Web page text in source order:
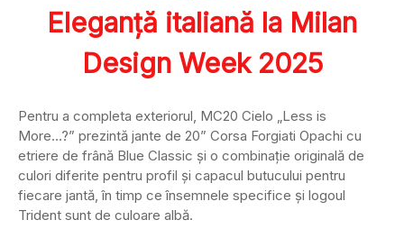
Eleganță italiană la Milan
Design Week 2025
Pentru a completa exteriorul, MC20 Cielo „Less is
More…?” prezintă jante de 20” Corsa Forgiati Opachi cu
etriere de frână Blue Classic și o combinație originală de
culori diferite pentru profil și capacul butucului pentru
fiecare jantă, în timp ce însemnele specifice și logoul
Trident sunt de culoare albă.